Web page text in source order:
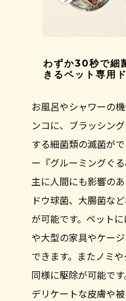
わずか30秒で細
きるペット専用
お風呂やシャワーの
ンコに、ブラッシン
する細菌類の滅菌が
ー『グルーミングぐる
主に人間にも影響の
ドウ球菌、大腸菌な
が可能です。ペット
や大型の家具やケー
できます。またノミ
同様に駆除が可能で
デリケートな皮膚や